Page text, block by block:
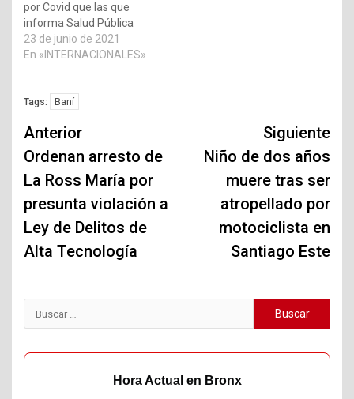
por Covid que las que
informa Salud Pública
23 de junio de 2021
En «INTERNACIONALES»
Tags: Baní
Navegación
de
entradas
Anterior
Ordenan arresto de
La Ross María por
presunta violación a
Ley de Delitos de
Alta Tecnología
Siguiente
Niño de dos años
muere tras ser
atropellado por
motociclista en
Santiago Este
Buscar:
Hora Actual en Bronx